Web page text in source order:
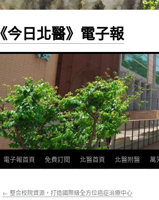
《今日北醫》電子報
跳
主
電子報首頁 免費訂閱 北醫首頁 北醫附醫 萬
← 整合校院資源，打造國際級全方位癌症治療中心